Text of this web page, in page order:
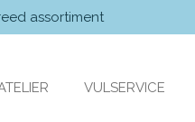
assortiment
VULSERVICE